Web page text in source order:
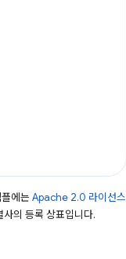
에는 Apache 2.0 라이선스
의 등록 상표입니다.